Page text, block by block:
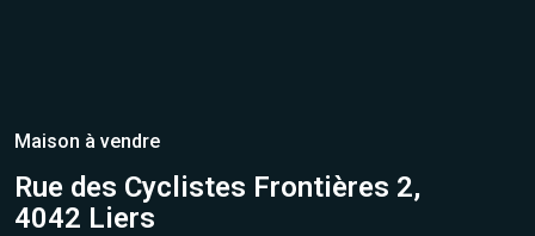
Maison à vendre
Rue des Cyclistes Frontières 2,
4042 Liers